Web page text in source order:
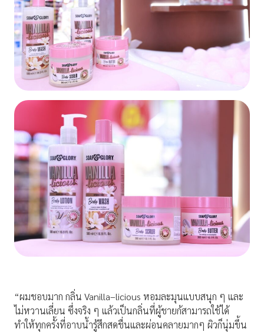
“ผมชอบมาก กลิ่น Vanilla–licious หอมละมุนแบบสนุก ๆ และ
ไม่หวานเลี่ยน ซึ่งจริง ๆ แล้วเป็นกลิ่นที่ผู้ชายก้สามารถใช้ได้
ทำให้ทุกครั้งที่อาบน้ำรู้สึกสดชื่นและผ่อนคลายมากๆ ผิวก็นุ่มขึ้น